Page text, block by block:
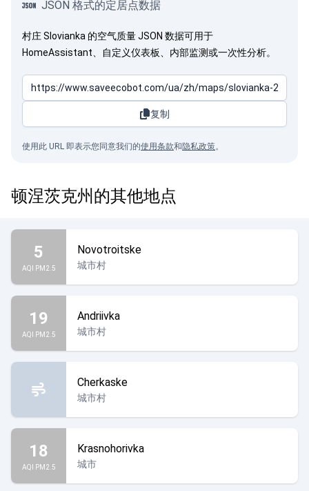
JSON 格式的定居点数据
村庄 Slovianka 的空气质量 JSON 数据可用于
HomeAssistant、自定义仪表板、内部监测或一次性分析。
复制
使用此 URL 即表示您同意我们的使用条款和隐私政策。
顿涅茨克州的其他地点
5
AQI PM2.5
Novotroitske
城市村
19
AQI PM2.5
Andriivka
城市村
Cherkaske
城市村
18
AQI PM2.5
Krasnohorivka
城市